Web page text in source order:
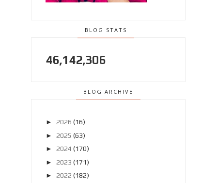
BLOG STATS
46,142,306
BLOG ARCHIVE
► 2026 (16)
► 2025 (63)
► 2024 (170)
► 2023 (171)
► 2022 (182)